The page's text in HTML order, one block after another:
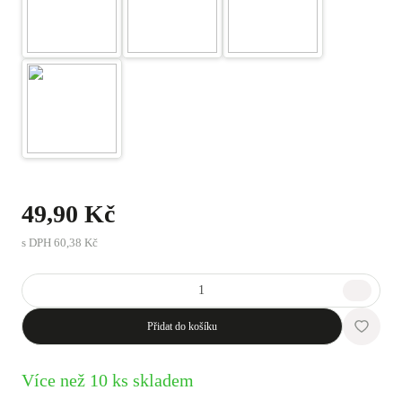
49,90 Kč
s DPH 60,38 Kč
Přidat do košíku
Více než 10 ks skladem